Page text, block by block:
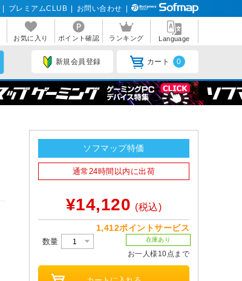
プレミアムCLUB お問い合わせ
お気に入り ポイント確認 ランキング Language
新規会員登録 カート 0
ソフマップ特価
通常24時間以内に出荷
¥14,120 (税込)
1,412ポイントサービス
数量 在庫あり
お一人様10点まで